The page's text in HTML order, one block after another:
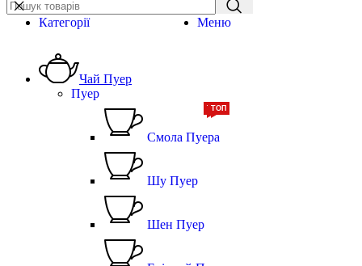
Меню
Категорії
Чай Пуер
Пуер
Смола Пуера
ТОП
Шу Пуер
Шен Пуер
ТОП